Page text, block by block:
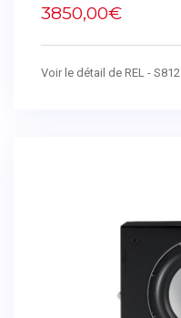
3850,00€
Voir le détail de REL - S812